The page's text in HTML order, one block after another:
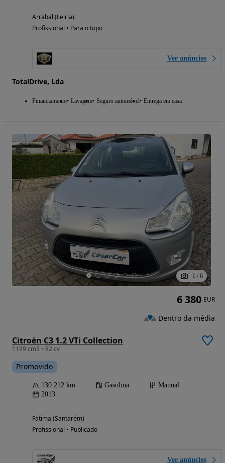
Arrabal (Leiria)
Profissional • Para o topo
Ver anúncios
TotalDrive, Lda
Financiamento Lavagem Seguro automóvel Entrega em casa
1 / 6
Citroën C3 1.2 VTi Collection
1199 cm3 • 82 cv
Promovido
130 212 km Gasolina
Manual
2013
Fátima (Santarém)
Profissional • Publicado
Ver anúncios
6 380 EUR
Dentro da média